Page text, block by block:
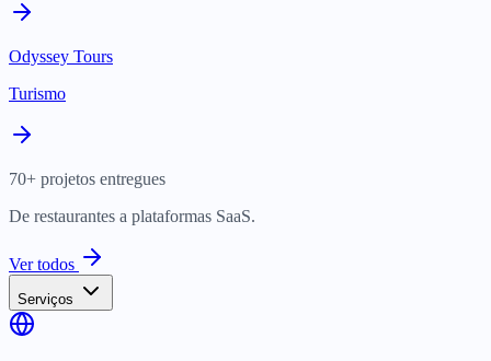
Odyssey Tours
Turismo
70+ projetos entregues
De restaurantes a plataformas SaaS.
Ver todos
Serviços